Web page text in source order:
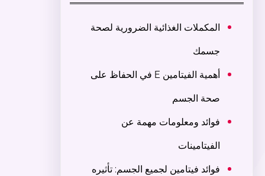
المكملات الغذائية الضرورية لصحة
جسمك
أهمية الفيتامين E في الحفاظ على
صحة الجسم
فوائد ومعلومات مهمة عن
الفيتامينات
فوائد فيتامين لجميع الجسم: تأثيره